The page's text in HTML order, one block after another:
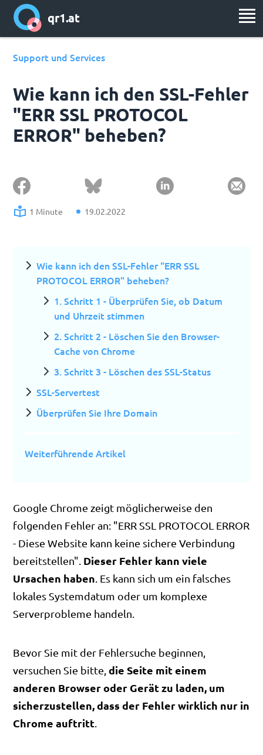
qr1.at
Support und Services
Wie kann ich den SSL-Fehler
"ERR SSL PROTOCOL
ERROR" beheben?
1 Minute 19.02.2022
Wie kann ich den SSL-Fehler "ERR SSL
PROTOCOL ERROR" beheben?
1. Schritt 1 - Überprüfen Sie, ob Datum
und Uhrzeit stimmen
2. Schritt 2 - Löschen Sie den Browser-
Cache von Chrome
3. Schritt 3 - Löschen des SSL-Status
SSL-Servertest
Überprüfen Sie Ihre Domain
Weiterführende Artikel
Google Chrome zeigt möglicherweise den
folgenden Fehler an: "ERR SSL PROTOCOL ERROR
- Diese Website kann keine sichere Verbindung
bereitstellen". Dieser Fehler kann viele
Ursachen haben . Es kann sich um ein falsches
lokales Systemdatum oder um komplexe
Serverprobleme handeln.
Bevor Sie mit der Fehlersuche beginnen,
versuchen Sie bitte,die Seite mit einem
anderen Browser oder Gerät zu laden, um
sicherzustellen, dass der Fehler wirklich nur in
Chrome auftritt